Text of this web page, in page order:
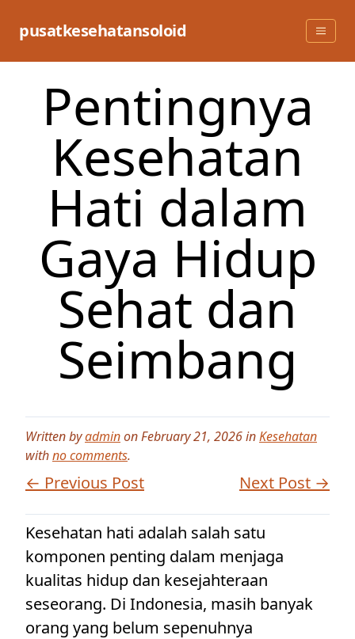
pusatkesehatansoloid
Pentingnya
Kesehatan
Hati dalam
Gaya Hidup
Sehat dan
Seimbang
Written byadminon February 21, 2026 inKesehatan
withno comments.
← Previous Post Next Post →
Kesehatan hati adalah salah satu
komponen penting dalam menjaga
kualitas hidup dan kesejahteraan
seseorang. Di Indonesia, masih banyak
orang yang belum sepenuhnya